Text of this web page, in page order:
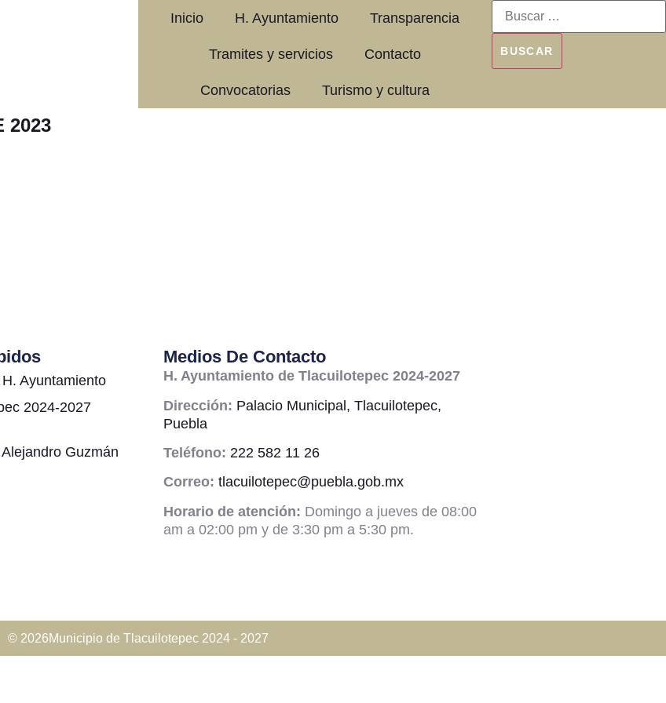
Inicio H. Ayuntamiento Transparencia
Tramites y servicios Contacto
Convocatorias Turismo y cultura
2023
Ayuntamiento
2024-2027
Guzmán
Medios De Contacto
H. Ayuntamiento de Tlacuilotepec 2024-2027
Dirección: Palacio Municipal, Tlacuilotepec,
Puebla
Teléfono: 222 582 11 26
Correo: tlacuilotepec@puebla.gob.mx
Horario de atención: Domingo a jueves de 08:00
am a 02:00 pm y de 3:30 pm a 5:30 pm.
© 2026Municipio de Tlacuilotepec 2024 - 2027